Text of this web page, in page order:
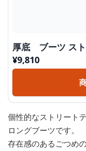
厚底 ブーツ スト
¥9,810
個性的なストリート
ロングブーツです。
存在感のあるごつめ